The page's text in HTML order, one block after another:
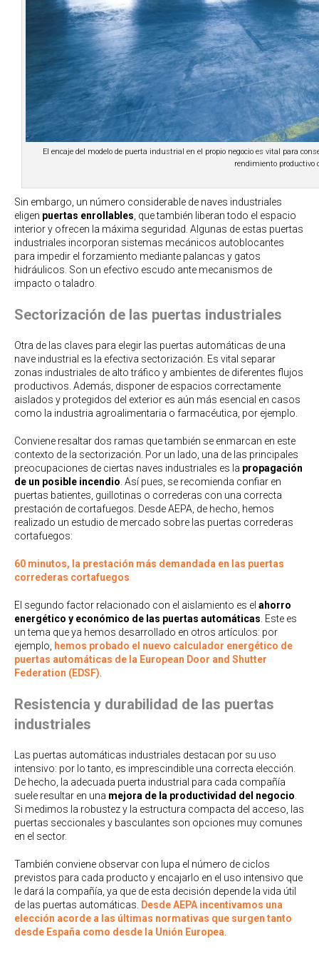
El encaje del modelo de puerta industrial en el propio negocio es vital para
rendimiento productivo
Sin embargo, un número considerable de naves industriales
eligen puertas enrollables , que también liberan todo el espacio
interior y ofrecen la máxima seguridad. Algunas de estas puertas
industriales incorporan sistemas mecánicos autoblocantes
para impedir el forzamiento mediante palancas y gatos
hidráulicos. Son un efectivo escudo ante mecanismos de
impacto o taladro.
Sectorización de las puertas industriales
Otra de las claves para elegir las puertas automáticas de una
nave industrial es la efectiva sectorización. Es vital separar
zonas industriales de alto tráfico y ambientes de diferentes flujos
productivos. Además, disponer de espacios correctamente
aislados y protegidos del exterior es aún más esencial en casos
como la industria agroalimentaria o farmacéutica, por ejemplo.
Conviene resaltar dos ramas que también se enmarcan en este
contexto de la sectorización. Por un lado, una de las principales
preocupaciones de ciertas naves industriales es la propagación
de un posible incendio . Así pues, se recomienda confiar en
puertas batientes, guillotinas o correderas con una correcta
prestación de cortafuegos. Desde AEPA, de hecho, hemos
realizado un estudio de mercado sobre las puertas correderas
cortafuegos:
60 minutos, la prestación más demandada en las puertas
correderas cortafuegos
El segundo factor relacionado con el aislamiento es el ahorro
energético y económico de las puertas automáticas . Este es
un tema que ya hemos desarrollado en otros artículos: por
ejemplo, hemos probado el nuevo calculador energético de
puertas automáticas de la European Door and Shutter
Federation (EDSF)
Resistencia y durabilidad de las puertas
industriales
Las puertas automáticas industriales destacan por su uso
intensivo: por lo tanto, es imprescindible una correcta elección.
De hecho, la adecuada puerta industrial para cada compañía
suele resultar en una mejora de la productividad del negocio
Si medimos la robustez y la estructura compacta del acceso, las
puertas seccionales y basculantes son opciones muy comunes
en el sector.
También conviene observar con lupa el número de ciclos
previstos para cada producto y encajarlo en el uso intensivo que
le dará la compañía, ya que de esta decisión depende la vida útil
de las puertas automáticas. Desde AEPA incentivamos una
elección acorde a las últimas normativas que surgen tanto
desde España como desde la Unión Europea